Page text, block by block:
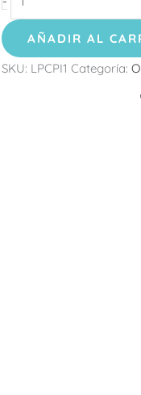
AÑADIR AL
SKU: LPCPI1 Categoría: